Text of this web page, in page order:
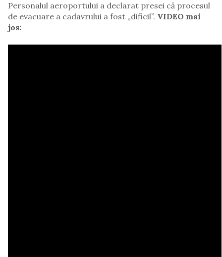
Personalul aeroportului a declarat presei că procesul
de evacuare a cadavrului a fost „dificil”. VIDEO mai
jos: